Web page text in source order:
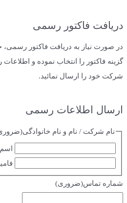
دریافت فاکتور رسمی
در صورت نیاز به دریافت فاکتور رسمی،
گزینه فاکتور را انتخاب نموده و
شرکت خود را ارسال نمائید.
ارسال اطلاعات رسمی
نام شرکت / نام و نام خانوادگی
اسم
شماره تماس(ضروری)